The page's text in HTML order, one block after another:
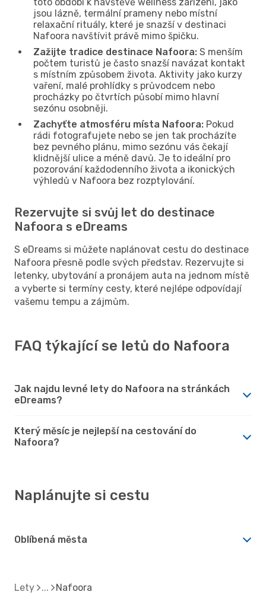
jsou lázně, termální prameny nebo místní
relaxační rituály, které je snazší v destinaci
Nafoora navštívit právě mimo špičku.
Zažijte tradice destinace Nafoora: S menším
počtem turistů je často snazší navázat kontakt
s místním způsobem života. Aktivity jako kurzy
vaření, malé prohlídky s průvodcem nebo
procházky po čtvrtích působí mimo hlavní
sezónu osobněji.
Zachyťte atmosféru místa Nafoora: Pokud
rádi fotografujete nebo se jen tak procházíte
bez pevného plánu, mimo sezónu vás čekají
klidnější ulice a méně davů. Je to ideální pro
pozorování každodenního života a ikonických
výhledů v Nafoora bez rozptylování.
Rezervujte si svůj let do destinace
Nafoora s eDreams
S eDreams si můžete naplánovat cestu do destinace
Nafoora přesně podle svých představ. Rezervujte si
letenky, ubytování a pronájem auta na jednom místě
a vyberte si termíny cesty, které nejlépe odpovídají
vašemu tempu a zájmům.
FAQ týkající se letů do Nafoora
Jak najdu levné lety do Nafoora na stránkách
eDreams?
Který měsíc je nejlepší na cestování do
Nafoora?
Naplánujte si cestu
Oblíbená města
Lety Nafoora